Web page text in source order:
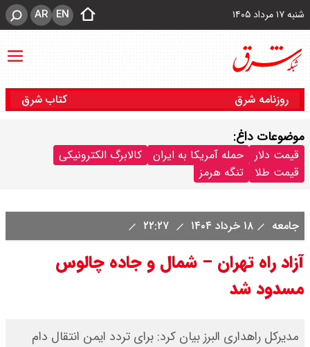
شنبه ۱۷ مرداد ۱۴۰۵ EN
AR
روزنامه شرق کتاب شرق
موضوعات داغ:
قیمت دلار حمله آمریکا به ایران
کالابرگ الکترونیکی
قیمت طلا
تنگه هرمز
جامعه ۱۸ خرداد ۱۴۰۴
آزاد راه تهران – شمال و جاده چالوس
مسدود شد
مدیرکل راهداری البرز بیان کرد: برای تردد ایمن انتقال دام